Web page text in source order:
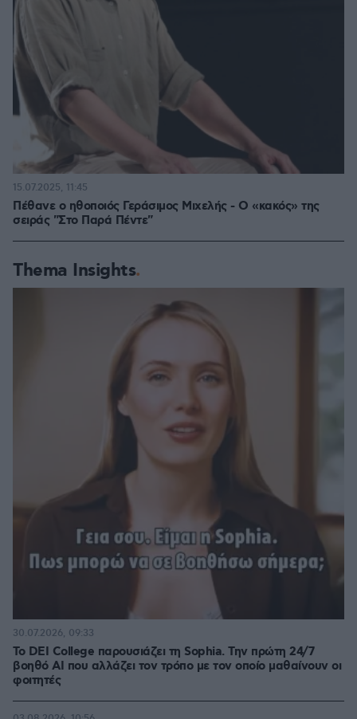
Πέθανε ο ηθοποιός Γεράσιμος Μιχελής - Ο «κακός» της
σειράς "Στο Παρά Πέντε"
15.07.2025, 11:45
Thema Insights
Το DEI College παρουσιάζει τη Sophia. Την πρώτη 24/7
βοηθό AI που αλλάζει τον τρόπο με τον οποίο μαθαίνουν οι
φοιτητές
30.07.2026, 09:33